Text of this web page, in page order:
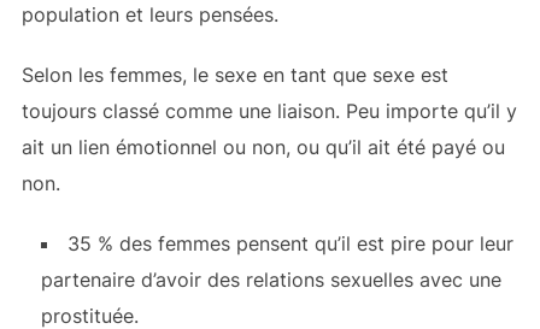
population et leurs pensées.
Selon les femmes, le sexe en tant que sexe est
toujours classé comme une liaison. Peu importe qu’il y
ait un lien émotionnel ou non, ou qu’il ait été payé ou
non.
35 % des femmes pensent qu’il est pire pour leur
partenaire d’avoir des relations sexuelles avec une
prostituée.